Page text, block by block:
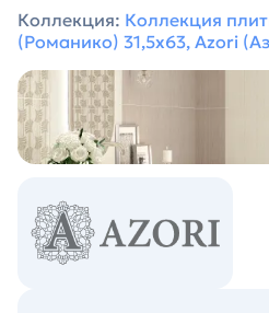
Коллекция: Коллекция
(Романико) 31,5х63, Azori